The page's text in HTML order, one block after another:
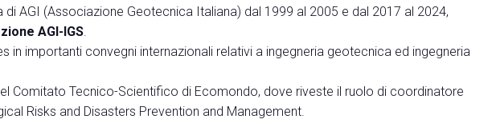
di AGI (Associazione Geotecnica Italiana) dal 1999 al 2005 e dal 2017 al 2024,
AGI-IGS.
in importanti convegni internazionali relativi a ingegneria geotecnica ed ingegneria
Comitato Tecnico-Scientifico di Ecomondo, dove riveste il ruolo di coordinatore
Risks and Disasters Prevention and Management.